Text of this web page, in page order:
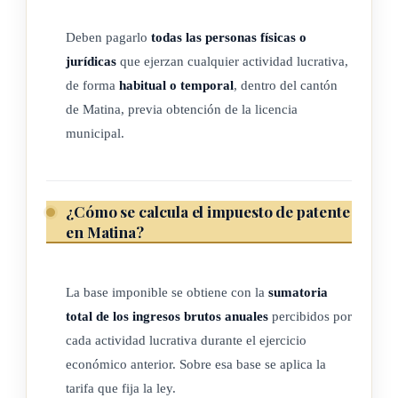
agropecuarias realizadas por personas físicas que estén
exentas del pago del impuesto de renta, de acuerdo con el
tramo vigente del Ministerio de Hacienda.
Industriales: se refiere al conjunto de procesos y actividades
ensamblaje, la reparación y el acondicionamiento de toda
clase de bienes o materiales; la extracción y la explotación de
obras de infraestructura; los procedimientos de impresión y
Deben pagarlo todas las personas físicas o
jurídicas que ejerzan cualquier actividad lucrativa,
de forma habitual o temporal, dentro del cantón
de Matina, previa obtención de la licencia
municipal.
¿Cómo se calcula el impuesto de patente
en Matina?
La base imponible se obtiene con la sumatoria
total de los ingresos brutos anuales percibidos por
cada actividad lucrativa durante el ejercicio
económico anterior. Sobre esa base se aplica la
tarifa que fija la ley.